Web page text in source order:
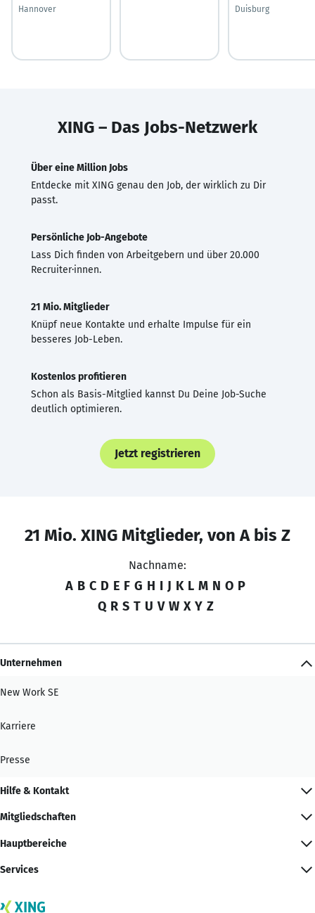
Hannover
Duisburg
XING – Das Jobs-Netzwerk
Über eine Million Jobs
Entdecke mit XING genau den Job, der wirklich zu Dir
passt.
Persönliche Job-Angebote
Lass Dich finden von Arbeitgebern und über 20.000
Recruiter·innen.
21 Mio. Mitglieder
Knüpf neue Kontakte und erhalte Impulse für ein
besseres Job-Leben.
Kostenlos profitieren
Schon als Basis-Mitglied kannst Du Deine Job-Suche
deutlich optimieren.
Jetzt registrieren
21 Mio. XING Mitglieder, von A bis Z
Nachname:
A B C D E F G H I J K L M N O P
Q R S T U V W X Y Z
Unternehmen
New Work SE
Karriere
Presse
Hilfe & Kontakt
Mitgliedschaften
Hauptbereiche
Services